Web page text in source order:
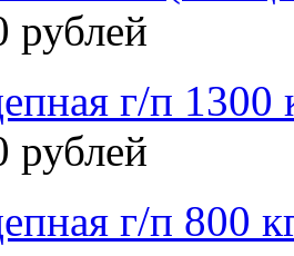
рублей
г/п
рублей
г/п 800